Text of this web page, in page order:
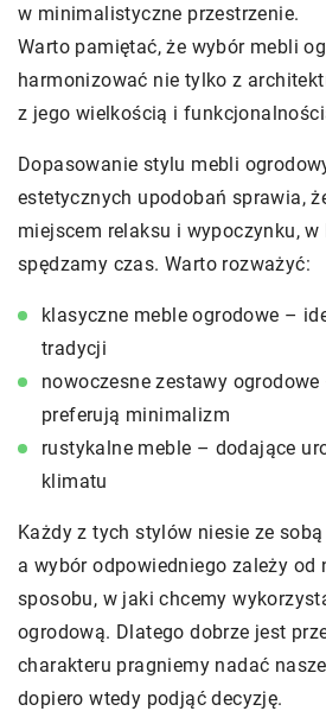
w minimalistyczne przestrzenie.
Warto pamiętać, że wybór mebli
harmonizować nie tylko z
z jego wielkością i
Dopasowanie stylu mebli
estetycznych upodobań sprawia,
miejscem relaksu i wypoczynku,
spędzamy czas. Warto rozważyć:
klasyczne meble ogrodowe –
tradycji
nowoczesne zestawy
preferują minimalizm
rustykalne meble – dodające
klimatu
Każdy z tych stylów niesie ze
a wybór odpowiedniego zależy od
sposobu, w jaki chcemy
ogrodową. Dlatego dobrze jest
charakteru pragniemy nadać
dopiero wtedy podjąć decyzję.